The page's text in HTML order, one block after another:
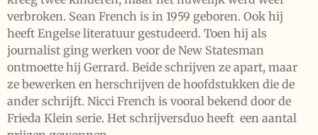
verbroken. Sean French is in 1959 geboren. Ook hij
heeft Engelse literatuur gestudeerd. Toen hij als
journalist ging werken voor de New Statesman
ontmoette hij Gerrard. Beide schrijven ze apart, maar
ze bewerken en herschrijven de hoofdstukken die de
ander schrijft. Nicci French is vooral bekend door de
Frieda Klein serie. Het schrijversduo heeft een aantal